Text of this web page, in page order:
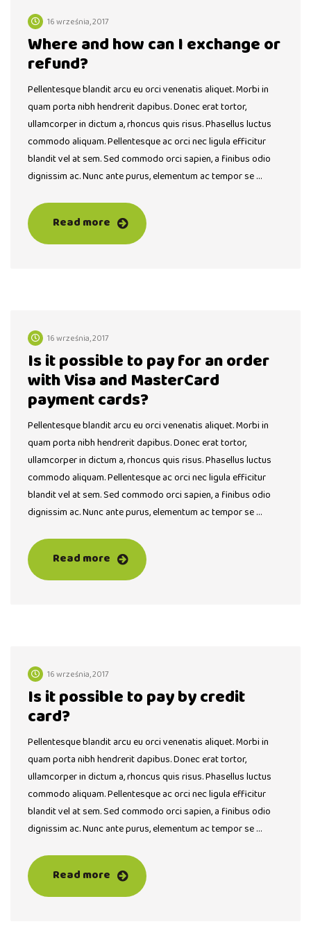
16 września, 2017
Where and how can I exchange or
refund?
Pellentesque blandit arcu eu orci venenatis aliquet. Morbi in
quam porta nibh hendrerit dapibus. Donec erat tortor,
ullamcorper in dictum a, rhoncus quis risus. Phasellus luctus
commodo aliquam. Pellentesque ac orci nec ligula efficitur
blandit vel at sem. Sed commodo orci sapien, a finibus odio
dignissim ac. Nunc ante purus, elementum ac tempor se …
Read more
16 września, 2017
Is it possible to pay for an order
with Visa and MasterCard
payment cards?
Pellentesque blandit arcu eu orci venenatis aliquet. Morbi in
quam porta nibh hendrerit dapibus. Donec erat tortor,
ullamcorper in dictum a, rhoncus quis risus. Phasellus luctus
commodo aliquam. Pellentesque ac orci nec ligula efficitur
blandit vel at sem. Sed commodo orci sapien, a finibus odio
dignissim ac. Nunc ante purus, elementum ac tempor se …
Read more
16 września, 2017
Is it possible to pay by credit
card?
Pellentesque blandit arcu eu orci venenatis aliquet. Morbi in
quam porta nibh hendrerit dapibus. Donec erat tortor,
ullamcorper in dictum a, rhoncus quis risus. Phasellus luctus
commodo aliquam. Pellentesque ac orci nec ligula efficitur
blandit vel at sem. Sed commodo orci sapien, a finibus odio
dignissim ac. Nunc ante purus, elementum ac tempor se …
Read more